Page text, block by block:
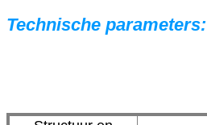
Technische parameters: